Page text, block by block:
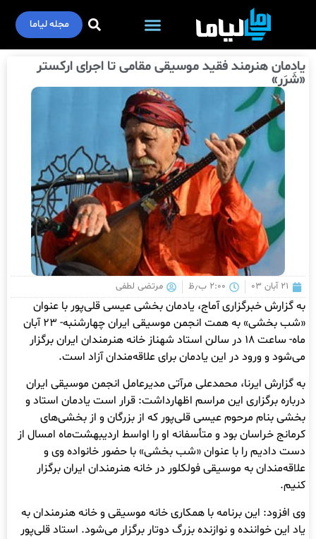
مجله لیاما
یادمان هنرمند فقید موسیقی مقامی تا اجرای ارکستر
«شَرَر»
۲۱ آبان ۰۳ ۲:۰۰ ب٫ظ مرتضی لطفی
به گزارش خبرگزاری آماج، یادمان بخشی عیسی قلی‌پور با عنوان
«شب بخشی» به همت انجمن موسیقی ایران چهارشنبه- ۲۳ آبان
ماه- ساعت ۱۸ در سالن استاد شهناز خانه هنرمندان ایران برگزار
می‌شود و ورود در این یادمان برای علاقه‌مندان آزاد است.
به گزارش ایرنا، محمدعلی مرآتی مدیرعامل انجمن موسیقی ایران
درباره برگزاری این مراسم اظهارداشت: قرار است یادمان استاد و
بخشی بنام مرحوم عیسی قلی‌پور که از بزرگان و از بخشی‌های
کرمانج خراسان بود و متأسفانه او را اواسط اردیبهشت‌ماه امسال از
دست دادیم را با عنوان «شب بخشی» با حضور خانواده وی و
علاقه‌مندان به موسیقی فولکلور در خانه هنرمندان ایران برگزار
کنیم.
وی افزود: این برنامه با همکاری خانه موسیقی و خانه هنرمندان به
یاد این خواننده و نوازنده بزرگ دوتار برگزار می‌شود. استاد قلی‌پور